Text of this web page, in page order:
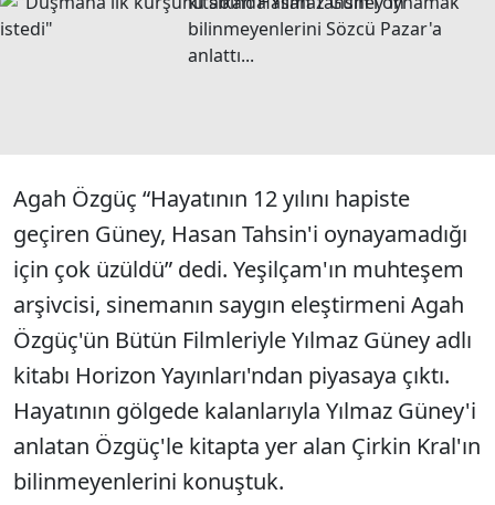
bilinmeyenlerini Sözcü Pazar'a
anlattı...
Agah Özgüç “Hayatının 12 yılını hapiste
geçiren Güney, Hasan Tahsin'i oynayamadığı
için çok üzüldü” dedi. Yeşilçam'ın muhteşem
arşivcisi, sinemanın saygın eleştirmeni Agah
Özgüç'ün Bütün Filmleriyle Yılmaz Güney adlı
kitabı Horizon Yayınları'ndan piyasaya çıktı.
Hayatının gölgede kalanlarıyla Yılmaz Güney'i
anlatan Özgüç'le kitapta yer alan Çirkin Kral'ın
bilinmeyenlerini konuştuk.